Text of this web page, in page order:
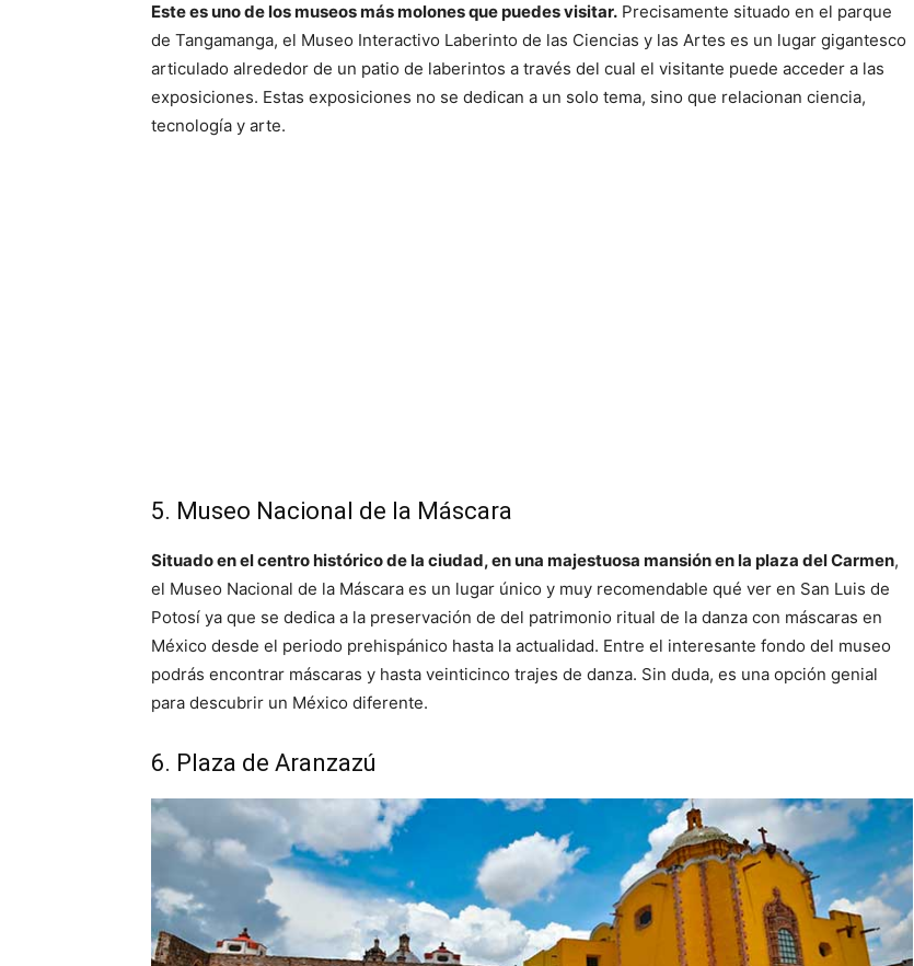
Este es uno de los museos más molones que puedes visitar. Precisamente situado en el parque
de Tangamanga, el Museo Interactivo Laberinto de las Ciencias y las Artes es un lugar gigantesco
articulado alrededor de un patio de laberintos a través del cual el visitante puede acceder a las
exposiciones. Estas exposiciones no se dedican a un solo tema, sino que relacionan ciencia,
tecnología y arte.
5. Museo Nacional de la Máscara
Situado en el centro histórico de la ciudad, en una majestuosa mansión en la plaza del Carmen,
el Museo Nacional de la Máscara es un lugar único y muy recomendable qué ver en San Luis de
Potosí ya que se dedica a la preservación de del patrimonio ritual de la danza con máscaras en
México desde el periodo prehispánico hasta la actualidad. Entre el interesante fondo del museo
podrás encontrar máscaras y hasta veinticinco trajes de danza. Sin duda, es una opción genial
para descubrir un México diferente.
6. Plaza de Aranzazú